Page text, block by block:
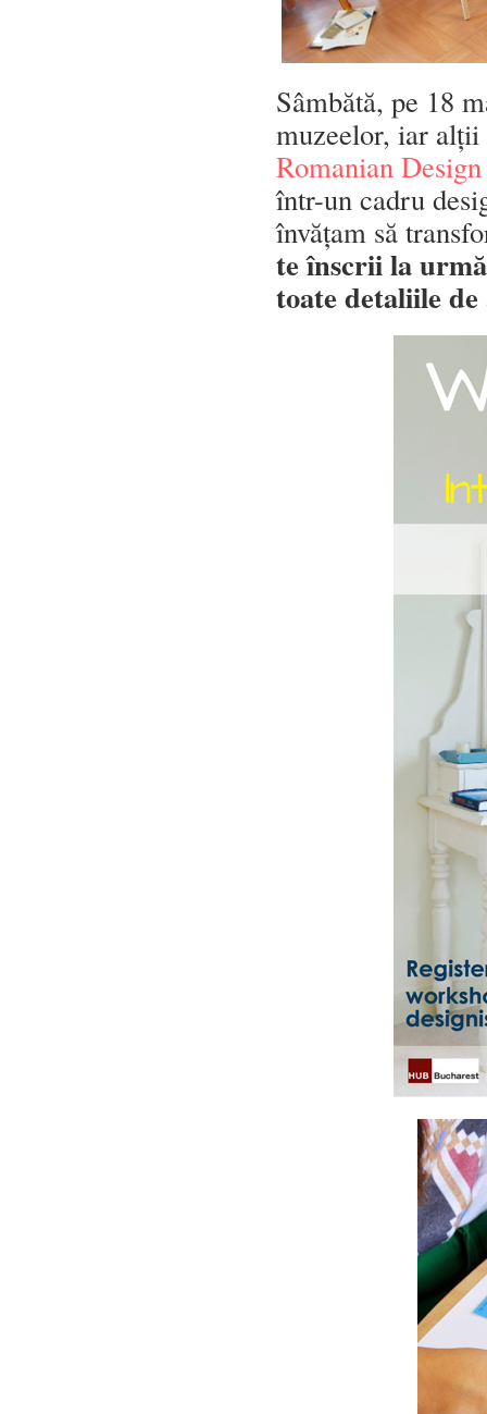
Sâmbătă, pe 18
muzeelor, iar
Romanian
într-un cadru
învățam să
te înscrii la
toate detaliile de